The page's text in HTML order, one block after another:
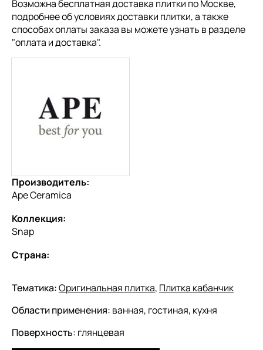
Возможна бесплатная доставка плитки по Москве,
подробнее об условиях доставки плитки, а также
способах оплаты заказа вы можете узнать в разделе
"оплата и доставка".
Производитель:
Ape Ceramica
Коллекция:
Snap
Страна:
Тематика:Оригинальная плитка, Плитка кабанчик
Области применения: ванная, гостиная, кухня
Поверхность: глянцевая